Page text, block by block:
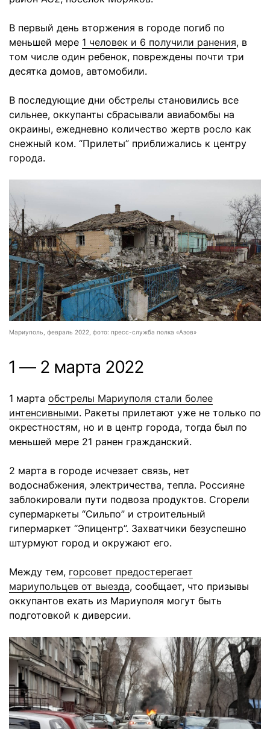
В первый день вторжения в городе погиб по
меньшей мере 1 человек и 6 получили ранения, в
том числе один ребенок, повреждены почти три
десятка домов, автомобили.
В последующие дни обстрелы становились все
сильнее, оккупанты сбрасывали авиабомбы на
окраины, ежедневно количество жертв росло как
снежный ком. “Прилеты” приближались к центру
города.
Мариуполь, февраль 2022, фото: пресс-служба полка «Азов»
1 — 2 марта 2022
1 марта обстрелы Мариуполя стали более
интенсивными. Ракеты прилетают уже не только по
окрестностям, но и в центр города, тогда был по
меньшей мере 21 ранен гражданский.
2 марта в городе исчезает связь, нет
водоснабжения, электричества, тепла. Россияне
заблокировали пути подвоза продуктов. Сгорели
супермаркеты “Сильпо” и строительный
гипермаркет “Эпицентр”. Захватчики безуспешно
штурмуют город и окружают его.
Между тем, горсовет предостерегает
мариупольцев от выезда, сообщает, что призывы
оккупантов ехать из Мариуполя могут быть
подготовкой к диверсии.